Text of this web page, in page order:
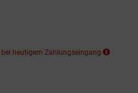
bei heutigem Zahlungseingang